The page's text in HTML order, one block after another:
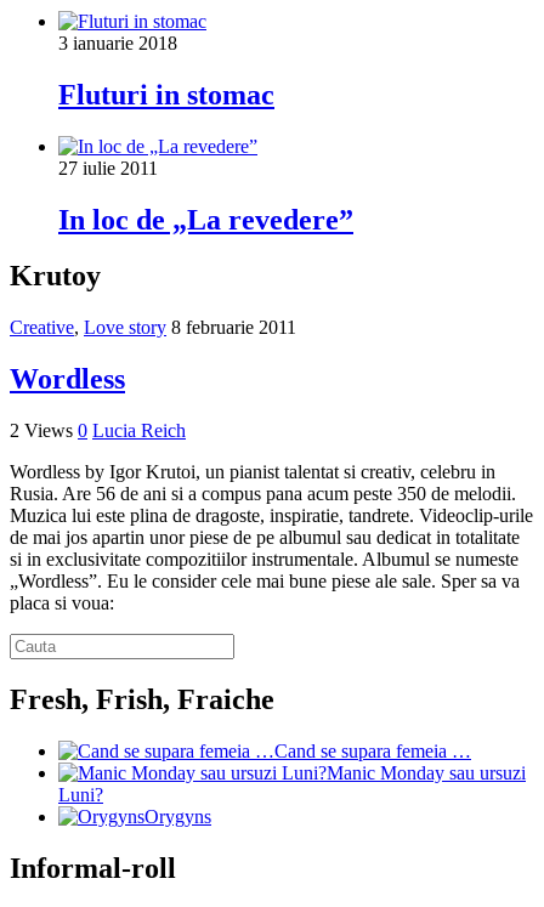
3 ianuarie 2018
Fluturi in stomac
27 iulie 2011
In loc de „La revedere”
Krutoy
Creative, Love story 8 februarie 2011
Wordless
2 Views 0 Lucia Reich
Wordless by Igor Krutoi, un pianist talentat si creativ, celebru in
Rusia. Are 56 de ani si a compus pana acum peste 350 de melodii.
Muzica lui este plina de dragoste, inspiratie, tandrete. Videoclip-urile
de mai jos apartin unor piese de pe albumul sau dedicat in totalitate
si in exclusivitate compozitiilor instrumentale. Albumul se numeste
„Wordless”. Eu le consider cele mai bune piese ale sale. Sper sa va
placa si voua:
Fresh, Frish, Fraiche
Cand se supara femeia …
Manic Monday sau ursuzi
Luni?
Orygyns
Informal-roll